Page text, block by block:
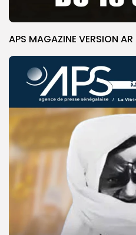
APS MAGAZINE VERSION AR